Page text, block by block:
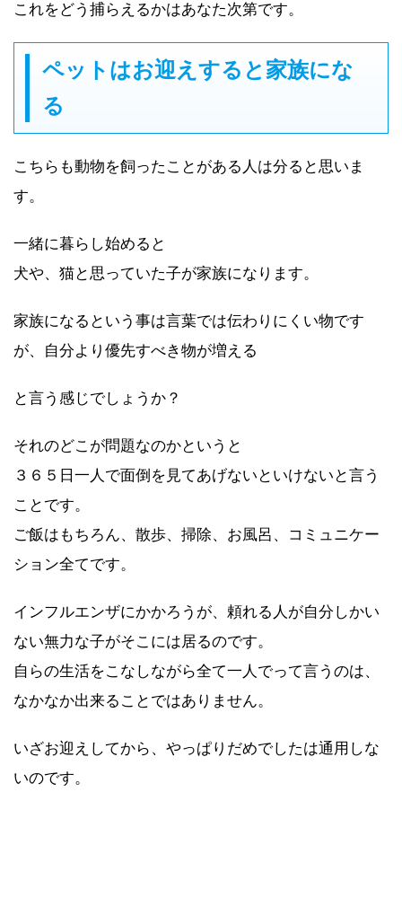
これをどう捕らえるかはあなた次第です。
ペットはお迎えすると家族にな
る
こちらも動物を飼ったことがある人は分ると思いま
す。
一緒に暮らし始めると
犬や、猫と思っていた子が家族になります。
家族になるという事は言葉では伝わりにくい物です
が、
自分より優先すべき物が増える
と言う感じでしょうか？
それのどこが問題なのかというと
３６５日一人で面倒を見てあげないといけないと言う
ことです。
ご飯はもちろん、散歩、掃除、お風呂、コミュニケー
ション全てです。
インフルエンザにかかろうが、頼れる人が自分しかい
ない無力な子がそこには居るのです。
自らの生活をこなしながら全て一人でって言うのは、
なかなか出来ることではありません。
いざお迎えしてから、 やっぱりだめでしたは通用しな
いのです。